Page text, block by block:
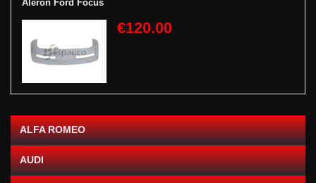
Aleron Ford Focus
€120.00
ALFA ROMEO
AUDI